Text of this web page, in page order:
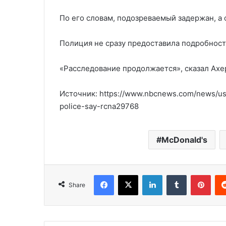
По его словам, подозреваемый задержан, а
Полиция не сразу предоставила
«Расследование продолжается», сказал
Источник: https://www.nbcnews.com/
police-say-rcna29768
McDonald's
Share